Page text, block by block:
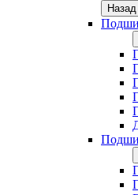
Назад